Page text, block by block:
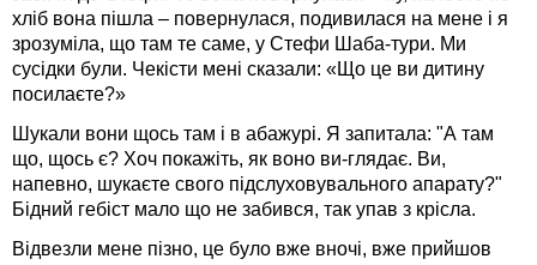
хліб вона пішла – повернулася, подивилася на мене і я
зрозуміла, що там те саме, у Стефи Шаба-тури. Ми
сусідки були. Чекісти мені сказали: «Що це ви дитину
посилаєте?»
Шукали вони щось там і в абажурі. Я запитала: "А там
що, щось є? Хоч покажіть, як воно ви-глядає. Ви,
напевно, шукаєте свого підслуховувального апарату?"
Бідний гебіст мало що не забився, так упав з крісла.
Відвезли мене пізно, це було вже вночі, вже прийшов